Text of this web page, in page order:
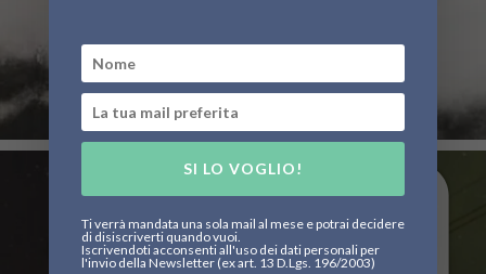
SI LO VOGLIO!
Ti verrà mandata una sola mail al mese e potrai decidere
di disiscriverti quando vuoi.
Iscrivendoti acconsenti all'uso dei dati personali per
l'invio della Newsletter (ex art. 13 D.Lgs. 196/2003)